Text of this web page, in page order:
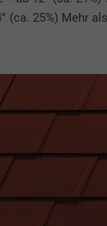
(ca. 25%) Mehr